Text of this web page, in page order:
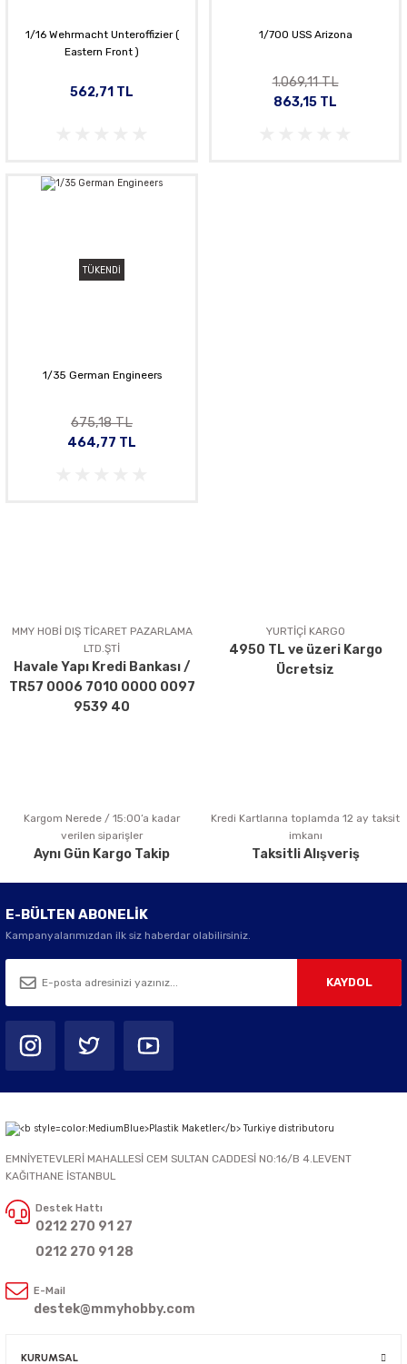
1/16 Wehrmacht Unteroffizier (
Eastern Front )
562,71 TL
1/700 USS Arizona
1.069,11 TL
863,15 TL
TÜKENDİ
1/35 German Engineers
675,18 TL
464,77 TL
MMY HOBİ DIŞ TİCARET PAZARLAMA
LTD.ŞTİ
Havale Yapı Kredi Bankası /
TR57 0006 7010 0000 0097
9539 40
YURTİÇİ KARGO
4950 TL ve üzeri Kargo
Ücretsiz
Kargom Nerede / 15:00’a kadar
verilen siparişler
Aynı Gün Kargo Takip
Kredi Kartlarına toplamda 12 ay taksit
imkanı
Taksitli Alışveriş
E-BÜLTEN ABONELİK
Kampanyalarımızdan ilk siz haberdar olabilirsiniz.
KAYDOL
EMNİYETEVLERİ MAHALLESİ CEM SULTAN CADDESİ NO:16/B 4.LEVENT
KAĞITHANE İSTANBUL
Destek Hattı
0212 270 91 27
0212 270 91 28
E-Mail
destek@mmyhobby.com
KURUMSAL